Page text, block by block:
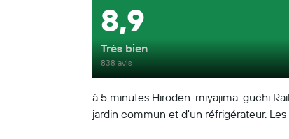
à 5 minutes Hiroden-miyajima-guchi
jardin commun et d'un réfrigérateur.
8,9
Très bien
838 avis